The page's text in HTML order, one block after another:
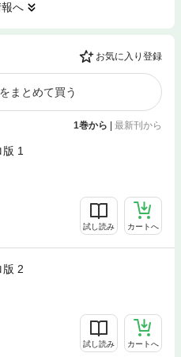
へ
お気に入り登録
まとめて買う
1巻から 最新刊から
版 1
試し読み カートへ
版 2
試し読み カートへ